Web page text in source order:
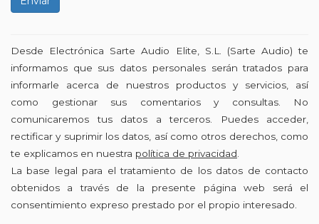
Desde Electrónica Sarte Audio Elite, S.L. (Sarte Audio) te
informamos que sus datos personales serán tratados para
informarle acerca de nuestros productos y servicios, así
como gestionar sus comentarios y consultas. No
comunicaremos tus datos a terceros. Puedes acceder,
rectificar y suprimir los datos, así como otros derechos, como
te explicamos en nuestra política de privacidad
La base legal para el tratamiento de los datos de contacto
obtenidos a través de la presente página web será el
consentimiento expreso prestado por el propio interesado.